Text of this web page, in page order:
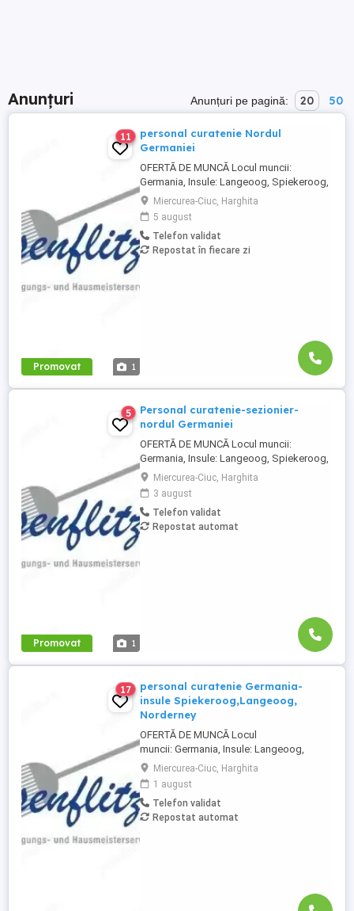
Anunțuri Anunțuri pe pagină: 20 50
Promovat 1
11
personal curatenie Nordul
Germaniei
OFERTĂ DE MUNCĂ Locul muncii:
Germania, Insule: Langeoog, Spiekeroog,
Norderney Besenflitzer GmbH este o firmă
specializată în curățarea locuințelor, dar și
a altor facilități, cum ar fi școli, gări,
toalete municipale sau întreținerea și
curățarea toaletelor . Cerințe: Abilitatea de
Miercurea-Ciuc, Harghita
5 august
Telefon validat
Repostat în fiecare zi
Promovat 1
5
Personal curatenie-sezionier-
nordul Germaniei
OFERTĂ DE MUNCĂ Locul muncii:
Germania, Insule: Langeoog, Spiekeroog,
Norderney Besenflitzer GmbH este o firmă
specializată în curățarea locuințelor, dar și
a altor facilități, cum ar fi școli, gări,
toalete municipale sau întreținerea și
curățarea toaletelor . Cerințe: Abilitatea de
Miercurea-Ciuc, Harghita
3 august
Telefon validat
Repostat automat
17
personal curatenie Germania-
insule Spiekeroog,Langeoog,
Norderney
OFERTĂ DE MUNCĂ Locul
muncii: Germania, Insule: Langeoog,
Spiekeroog, Norderney Besenflitzer
GmbH este o firmă specializată în
curățarea locuințelor, dar și a altor
facilități, cum ar fi școli, gări, toalete
municipale sau întreținerea și curățarea
Miercurea-Ciuc, Harghita
1 august
Telefon validat
Repostat automat